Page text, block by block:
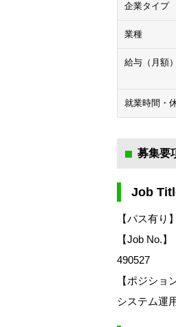
企業タイプ
業種
給与（月額）
就業時間・
募集要
Job
【パス有
【Job No.】
490527
【ポジショ
システム運